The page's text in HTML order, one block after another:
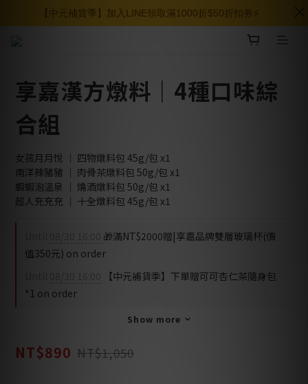
享嘉漢方燉料｜4種口味綜
合組
女孩月月悅 ｜ 四物燉料包 45g/包 x1
南洋辣豬豬 ｜ 肉骨茶燉料包 50g/包 x1
蝦蝦泡溫泉 ｜ 燒酒燉料包 50g/包 x1
超人充充充 ｜ 十全燉料包 45g/包 x1
🎁滿NT$2000贈|享嘉品牌雙層玻璃杯(價
值350元) on order
【中元補貨季】下單贈可可杏仁茶隨身包
*1 on order
Show more
NT$890 NT$1,050
【中元補貨季】加入LINE領取滿1000折$50折扣券⚡️